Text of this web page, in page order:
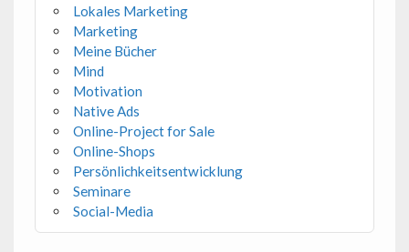
Lokales Marketing
Marketing
Meine Bücher
Mind
Motivation
Native Ads
Online-Project for Sale
Online-Shops
Persönlichkeitsentwicklung
Seminare
Social-Media